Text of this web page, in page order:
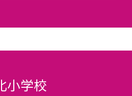
小学校